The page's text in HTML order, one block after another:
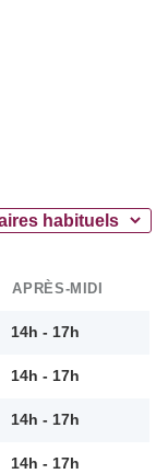
APRÈS-MIDI
14h - 17h
14h - 17h
14h - 17h
14h - 17h